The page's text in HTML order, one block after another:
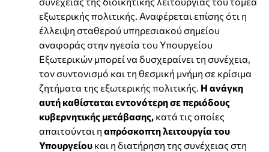
εξωτερικής πολιτικής. Αναφέρεται επίσης ότι η
έλλειψη σταθερού υπηρεσιακού σημείου
αναφοράς στην ηγεσία του Υπουργείου
Εξωτερικών μπορεί να δυσχεραίνει τη συνέχεια,
τον συντονισμό και τη θεσμική μνήμη σε κρίσιμα
ζητήματα της εξωτερικής πολιτικής. Η ανάγκη
αυτή καθίσταται εντονότερη σε περιόδους
κυβερνητικής μετάβασης, κατά τις οποίες
απαιτούνται η απρόσκοπτη λειτουργία του
Υπουργείου και η διατήρηση της συνέχειας στη